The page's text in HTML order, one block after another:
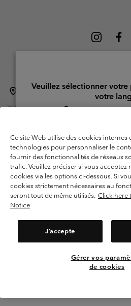
Suisse (français) | English ›|
©2026Columbia Sportswear Company.
Garanties Légales
Politique de
Conditions d'utilisation - Membres
Conditions D'utilisation - Contenu généré
Cookies
Ce site Web utilise des cookies internes
technologies pour personnaliser le
fournir des fonctionnalités de réseaux
trafic. Veuillez préciser si vous acceptez
cookies via les options ci-dessous. Si
cookies strictement nécessaires au
seront tout de même utilisés. Click here
Notice
J’accepte
Gérer vos
de cookies
Veuillez sélectionner votre
votre
United States
Switzerland-English
Switzerland-Deutsch
Switzerland-Italiano
Voir Tous Les